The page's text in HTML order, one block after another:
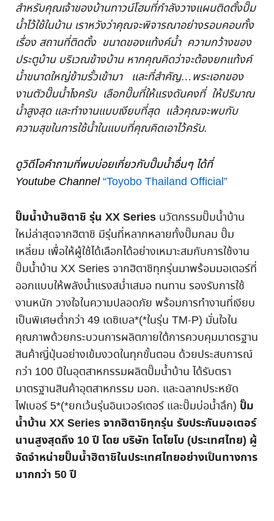
สำหรับคุณเจ้าของบ้านทาวน์โฮมที่กำลังวางแผนติดตั้งปั๊ม
น้ำไว้ใช้ในบ้าน เราหวังว่าคุณจะพิจารณาอย่างรอบคอบทั้ง
เรื่อง สถานที่ติดตั้ง ขนาดของแท้งค์น้ำ ความกว้างของ
ประตูบ้าน บริเวณข้างบ้าน หากคุณคิดว่าจะต้องยกแท้งค์
น้ำขนาดใหญ่ข้ามรั้วเข้ามา และที่สำคัญ…พระเอกของ
งานตัวปั๊มน้ำไงครับ เลือกปั๊มที่ให้แรงดันคงที่ ให้ปริมาณ
น้ำสูงสุด และทำงานแบบเงียบที่สุด แล้วคุณจะพบกับ
ความสุขในการใช้น้ำในแบบที่คุณคิดเอาไว้ครับ.
ดูวิดีโอคำถามที่พบบ่อยเกี่ยวกับปั๊มน้ำอื่นๆ ได้ที่
Youtube Channel“Toyobo Thailand Official”
ปั๊มน้ำบ้านฮิตาชิ รุ่น XX Series นวัตกรรมปั๊มน้ำบ้าน
ใหม่ล่าสุดจากฮิตาชิ มีรุ่นที่หลากหลายทั้งปั๊มกลม ปั๊ม
เหลี่ยม เพื่อให้ผู้ใช้ได้เลือกได้อย่างเหมาะสมกับการใช้งาน
ปั๊มน้ำบ้าน XX Series จากฮิตาชิทุกรุ่นมาพร้อมมอเตอร์ที่
ออกแบบให้พลังน้ำแรงสม่ำเสมอ ทนทาน รองรับการใช้
งานหนัก วางใจในความปลอดภัย พร้อมการทำงานที่เงียบ
เป็นพิเศษต่ำกว่า 49 เดซิเบล*(*ในรุ่น TM-P) มั่นใจใน
คุณภาพด้วยกระบวนการผลิตภายใต้การควบคุมมาตรฐาน
สินค้าญี่ปุ่นอย่างเข้มงวดในทุกขั้นตอน ด้วยประสบการณ์
กว่า 100 ปีในอุตสาหกรรมผลิตปั๊มน้ำบ้าน ได้รับตรา
มาตรฐานสินค้าอุตสาหกรรม มอก. และฉลากประหยัด
ไฟเบอร์ 5*(*ยกเว้นรุ่นอินเวอร์เตอร์ และปั๊มบ่อน้ำลึก) ปั๊ม
น้ำบ้าน XX Series จากฮิตาชิทุกรุ่น รับประกันมอเตอร์
นานสูงสุดถึง 10 ปี โดย บริษัท โตโยโบ (ประเทศไทย) ผู้
จัดจำหน่ายปั๊มน้ำฮิตาชิในประเทศไทยอย่างเป็นทางการ
มากกว่า 50 ปี